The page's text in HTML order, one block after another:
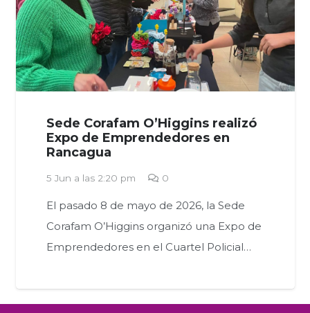
Sede Corafam O’Higgins realizó
Expo de Emprendedores en
Rancagua
5 Jun a las 2:20 pm 0
El pasado 8 de mayo de 2026, la Sede
Corafam O’Higgins organizó una Expo de
Emprendedores en el Cuartel Policial…